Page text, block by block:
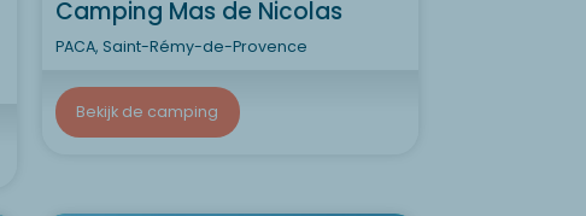
Camping Mas de Nicolas
PACA, Saint-Rémy-de-Provence
Bekijk de camping